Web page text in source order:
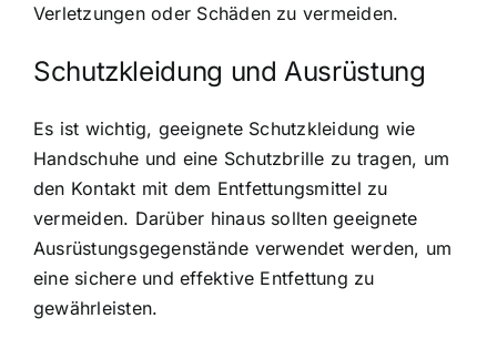
Verletzungen oder Schäden zu vermeiden.
Schutzkleidung und Ausrüstung
Es ist wichtig, geeignete Schutzkleidung wie
Handschuhe und eine Schutzbrille zu tragen, um
den Kontakt mit dem Entfettungsmittel zu
vermeiden. Darüber hinaus sollten geeignete
Ausrüstungsgegenstände verwendet werden, um
eine sichere und effektive Entfettung zu
gewährleisten.